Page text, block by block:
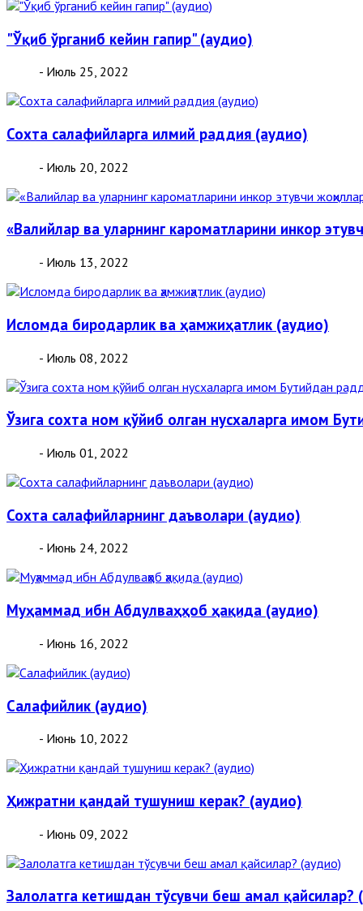
"Ўқиб ўрганиб кейин гапир" (аудио)
- Июль 25, 2022
Сохта салафийларга илмий раддия (аудио)
- Июль 20, 2022
«Валийлар ва уларнинг кароматларини инкор
- Июль 13, 2022
Исломда биродарлик ва ҳамжиҳатлик (аудио)
- Июль 08, 2022
Ўзига сохта ном қўйиб олган нусхаларга имом
- Июль 01, 2022
Сохта салафийларнинг даъволари (аудио)
- Июнь 24, 2022
Муҳаммад ибн Абдулваҳҳоб ҳақида (аудио)
- Июнь 16, 2022
Салафийлик (аудио)
- Июнь 10, 2022
Ҳижратни қандай тушуниш керак? (аудио)
- Июнь 09, 2022
Залолатга кетишдан тўсувчи беш амал қайсилар?